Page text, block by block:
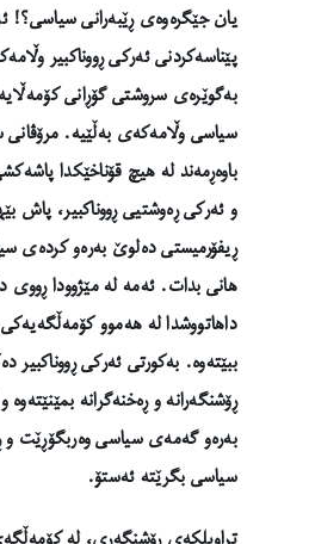
یان جێگرەوەی ڕێبەرانی سیاسی؟!
پێناسەکردنی ئەرکی ڕووناکبیر
بەگوێرەی سروشتی گۆڕانی
سیاسی وڵامەکەی بەڵێیە.
باوەڕمەند لە هیچ قۆناخێکدا
و ئەرکی ڕەوشتیی ڕووناکبیر، پاش
ڕیفۆرمیستی دەلوێ بەرەو کردەی
هانی بدات. ئەمە لە مێژوودا ڕووی
داهاتووشدا لە هەموو
ببێتەوە. بەکورتی ئەرکی
ڕۆشنگەرانە و ڕەخنەگرانە بمێنێتەوە
بەرەو گەمەی سیاسی وەربگۆڕێت و
سیاسی بگرێتە ئەستۆ.